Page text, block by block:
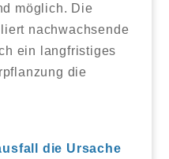
möglich. Die
nachwachsende
ein langfristiges
die
die Ursache